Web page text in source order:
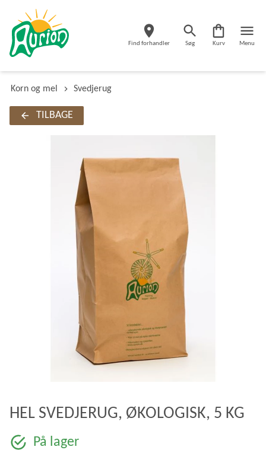
Find forhandler Søg Kurv Menu
Korn og mel Svedjerug
TILBAGE
HEL SVEDJERUG, ØKOLOGISK, 5 KG
På lager